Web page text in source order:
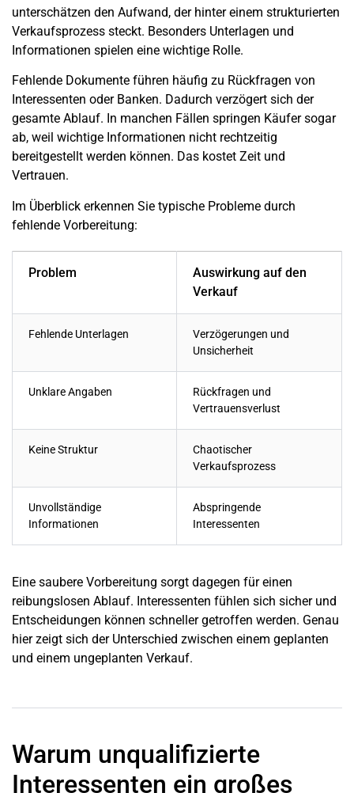
unterschätzen den Aufwand, der hinter einem strukturierten
Verkaufsprozess steckt. Besonders Unterlagen und
Informationen spielen eine wichtige Rolle.
Fehlende Dokumente führen häufig zu Rückfragen von
Interessenten oder Banken. Dadurch verzögert sich der
gesamte Ablauf. In manchen Fällen springen Käufer sogar
ab, weil wichtige Informationen nicht rechtzeitig
bereitgestellt werden können. Das kostet Zeit und
Vertrauen.
Im Überblick erkennen Sie typische Probleme durch
fehlende Vorbereitung:
Problem
Auswirkung auf den
Verkauf
Fehlende Unterlagen
Verzögerungen und
Unsicherheit
Unklare Angaben
Rückfragen und
Vertrauensverlust
Keine Struktur
Chaotischer
Verkaufsprozess
Unvollständige
Informationen
Abspringende
Interessenten
Eine saubere Vorbereitung sorgt dagegen für einen
reibungslosen Ablauf. Interessenten fühlen sich sicher und
Entscheidungen können schneller getroffen werden. Genau
hier zeigt sich der Unterschied zwischen einem geplanten
und einem ungeplanten Verkauf.
Warum unqualifizierte
Interessenten ein großes